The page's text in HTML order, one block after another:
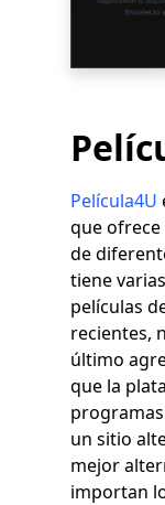
Película4U
que ofrece
de
tiene
películas
recientes,
último
que la
un sitio
mejor
importan